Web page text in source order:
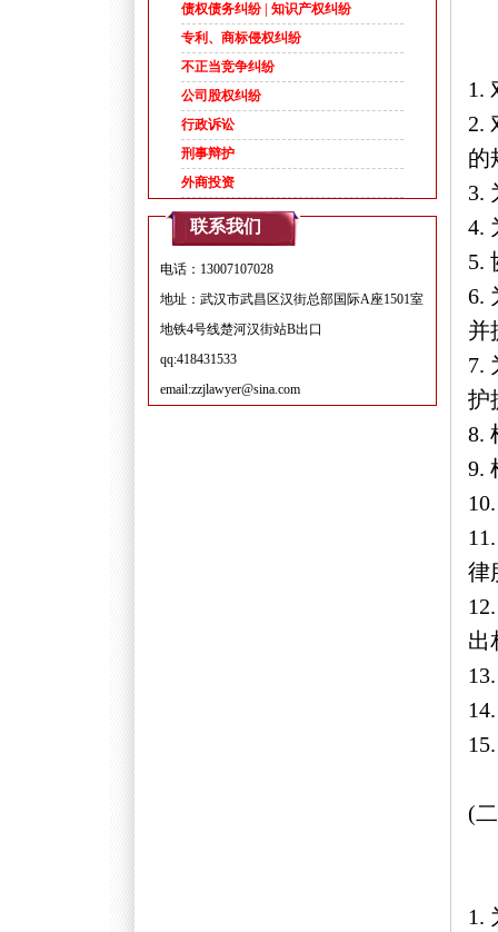
债权债务纠纷 | 知识产权纠纷
专利、商标侵权纠纷
不正当竞争纠纷
公司股权纠纷
行政诉讼
刑事辩护
外商投资
联系我们
电话：13007107028
地址：武汉市武昌区汉街总部国际A座1501室
地铁4号线楚河汉街站B出口
qq:418431533
email:zzjlawyer@sina.com
1.
2.
的
3.
4.
5.
6.
并
7.
护
8.
9.
律
出
(
1.